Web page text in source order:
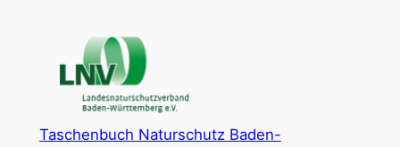
springen
Taschenbuch Naturschutz Baden-